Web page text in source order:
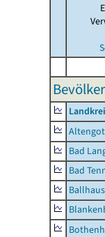
Bad
Bad